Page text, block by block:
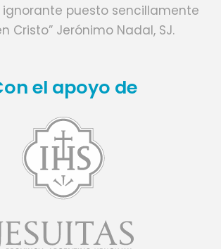
puesto sencillamente
Cristo” Jerónimo Nadal, SJ.
el apoyo de